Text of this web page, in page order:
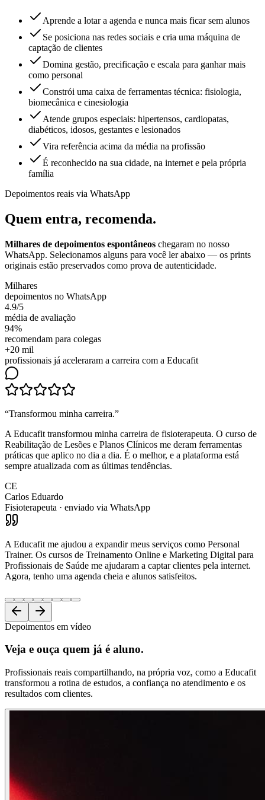
Aprende a lotar a agenda e nunca mais ficar sem alunos
Se posiciona nas redes sociais e cria uma máquina de
captação de clientes
Domina gestão, precificação e escala para ganhar mais
como personal
Constrói uma caixa de ferramentas técnica: fisiologia,
biomecânica e cinesiologia
Atende grupos especiais: hipertensos, cardiopatas,
diabéticos, idosos, gestantes e lesionados
Vira referência acima da média na profissão
É reconhecido na sua cidade, na internet e pela própria
família
Depoimentos reais via WhatsApp
Quem entra, recomenda.
Milhares de depoimentos espontâneos chegaram no nosso
WhatsApp. Selecionamos alguns para você ler abaixo — os prints
originais estão preservados como prova de autenticidade.
Milhares
depoimentos no WhatsApp
4.9/5
média de avaliação
94%
recomendam para colegas
+20 mil
profissionais já aceleraram a carreira com a Educafit
“Transformou minha carreira.”
A Educafit transformou minha carreira de fisioterapeuta. O curso de
Reabilitação de Lesões e Planos Clínicos me deram ferramentas
práticas que aplico no dia a dia. É o melhor, e a plataforma está
sempre atualizada com as últimas tendências.
CE
Carlos Eduardo
Fisioterapeuta · enviado via WhatsApp
A Educafit me ajudou a expandir meus serviços como Personal
Trainer. Os cursos de Treinamento Online e Marketing Digital para
Profissionais de Saúde me ajudaram a captar clientes pela internet.
Agora, tenho uma agenda cheia e alunos satisfeitos.
Depoimentos em vídeo
Veja e ouça quem já é aluno.
Profissionais reais compartilhando, na própria voz, como a Educafit
transformou a rotina de estudos, a confiança no atendimento e os
resultados com clientes.